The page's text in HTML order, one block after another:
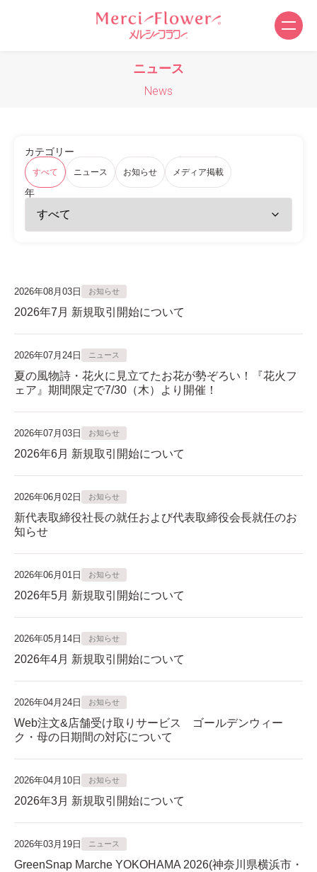
ニュース
News
カテゴリー
すべて ニュース お知らせ メディア掲載
年
2026年08月03日 お知らせ
2026年7月 新規取引開始について
2026年07月24日 ニュース
夏の風物詩・花火に見立てたお花が勢ぞろい！『花火フ
ェア』期間限定で7/30（木）より開催！
2026年07月03日 お知らせ
2026年6月 新規取引開始について
2026年06月02日 お知らせ
新代表取締役社長の就任および代表取締役会長就任のお
知らせ
2026年06月01日 お知らせ
2026年5月 新規取引開始について
2026年05月14日 お知らせ
2026年4月 新規取引開始について
2026年04月24日 お知らせ
Web注文&店舗受け取りサービス ゴールデンウィー
ク・母の日期間の対応について
2026年04月10日 お知らせ
2026年3月 新規取引開始について
2026年03月19日 ニュース
GreenSnap Marche YOKOHAMA 2026(神奈川県横浜市・